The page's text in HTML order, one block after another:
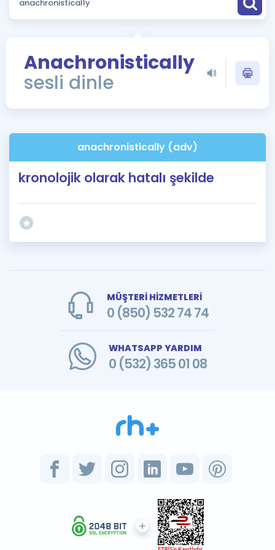
Puan Hesaplama
ÖSYM Sınav Takvimi
Kampanyalar
İngilizce Gramer
Anachronistically
sesli dinle
anachronistically (adv)
kronolojik olarak hatalı şekilde
MÜŞTERİ HİZMETLERİ
0 (850) 532 74 74
WHATSAPP YARDIM
0 (532) 365 01 08